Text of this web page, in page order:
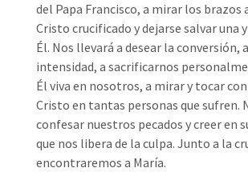
del Papa Francisco, a mirar los brazos
Cristo crucificado y dejarse salvar una
Él. Nos llevará a desear la conversión,
intensidad, a sacrificarnos
Él viva en nosotros, a mirar y tocar
Cristo en tantas personas que sufren.
confesar nuestros pecados y creer en
que nos libera de la culpa. Junto a la
encontraremos a María.